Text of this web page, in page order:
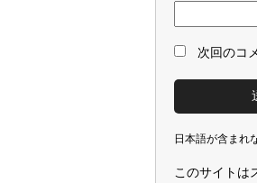
次回のコ
日本語が含まれ
このサイトは